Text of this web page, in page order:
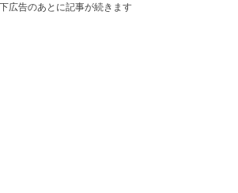
広告のあとに記事が続きます